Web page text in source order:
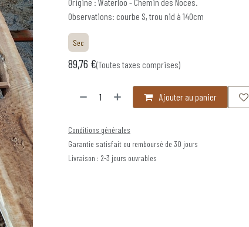
Observations: courbe S, trou nid à 140cm
Sec
89,76 €(Toutes taxes comprises)
Ajouter au panier
Conditions générales
Garantie satisfait ou remboursé de 30 jours
Livraison : 2-3 jours ouvrables